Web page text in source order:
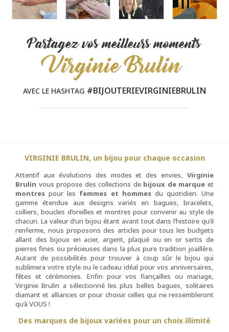
Partagez vos meilleurs moments
Virginie Brulin
AVEC LE HASHTAG #BIJOUTERIEVIRGINIEBRULIN
VIRGINIE BRULIN, un bijou pour chaque occasion
Attentif aux évolutions des modes et des envies, Virginie
Brulin vous propose des collections de bijoux de marque et
montres pour les femmes et hommesdu quotidien. Une
gamme étendue aux designs variés en bagues, bracelets,
colliers, boucles d’oreilles et montres pour convenir au style de
chacun. La valeur d’un bijou étant avant tout dans l’histoire qu’il
renferme, nous proposons des articles pour tous les budgets
allant des bijoux en acier, argent, plaqué ou en or sertis de
pierres fines ou précieuses dans la plus pure tradition joaillère.
Autant de possibilités pour trouver à coup sûr le bijou qui
sublimera votre style ou le cadeau idéal pour vos anniversaires,
fêtes et cérémonies. Enfin pour vos fiançailles ou mariage,
Virginie Brulin a sélectionné les plus belles bagues, solitaires
diamant et alliances or pour choisir celles qui ne ressembleront
qu’à VOUS !
Des marques de bijoux variées pour un choix illimité